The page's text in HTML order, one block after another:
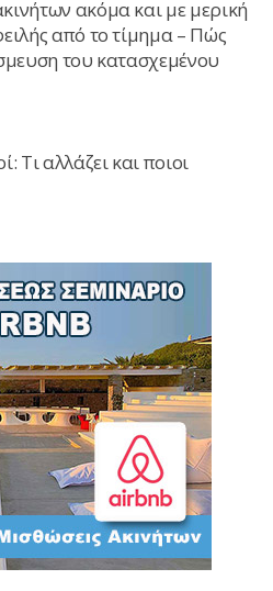
ακόμα και με μερική
από το τίμημα – Πώς
του κατασχεμένου
Τι αλλάζει και ποιοι